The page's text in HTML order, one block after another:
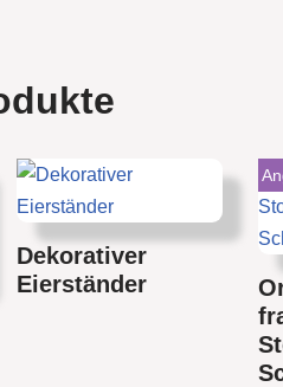
Dekorativer
Eierständer